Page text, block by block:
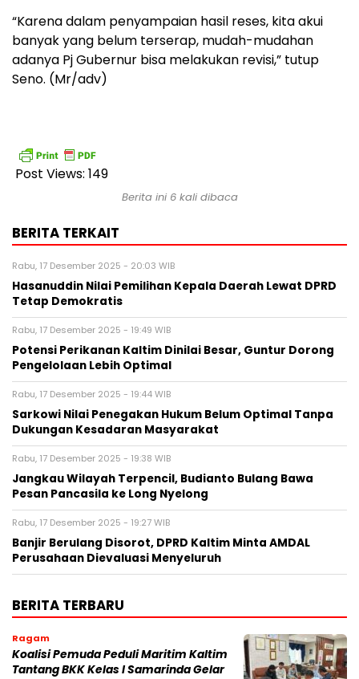
“Karena dalam penyampaian hasil reses, kita akui
banyak yang belum terserap, mudah-mudahan
adanya Pj Gubernur bisa melakukan revisi,” tutup
Seno. (Mr/adv)
Post Views: 149
Berita ini 6 kali dibaca
BERITA TERKAIT
Rabu, 17 Desember 2025 - 20:03 WIB
Hasanuddin Nilai Pemilihan Kepala Daerah Lewat DPRD
Tetap Demokratis
Rabu, 17 Desember 2025 - 19:49 WIB
Potensi Perikanan Kaltim Dinilai Besar, Guntur Dorong
Pengelolaan Lebih Optimal
Rabu, 17 Desember 2025 - 19:44 WIB
Sarkowi Nilai Penegakan Hukum Belum Optimal Tanpa
Dukungan Kesadaran Masyarakat
Rabu, 17 Desember 2025 - 19:38 WIB
Jangkau Wilayah Terpencil, Budianto Bulang Bawa
Pesan Pancasila ke Long Nyelong
Rabu, 17 Desember 2025 - 19:27 WIB
Banjir Berulang Disorot, DPRD Kaltim Minta AMDAL
Perusahaan Dievaluasi Menyeluruh
BERITA TERBARU
Ragam
Koalisi Pemuda Peduli Maritim Kaltim
Tantang BKK Kelas I Samarinda Gelar